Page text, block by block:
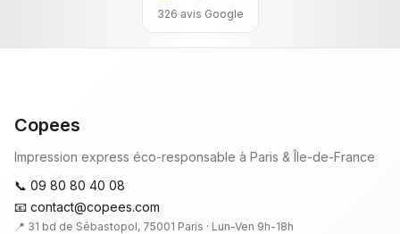
326 avis Google
Copees
Impression express éco-responsable à Paris & Île-de-France
📞 09 80 80 40 08
📧 contact@copees.com
📍 31 bd de Sébastopol, 75001 Paris · Lun-Ven 9h-18h